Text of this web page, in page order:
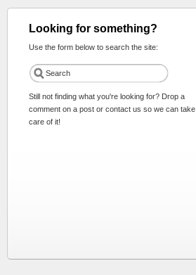
Looking for something?
Use the form below to search the site:
Still not finding what you're looking for? Drop a
comment on a post or contact us so we can take
care of it!